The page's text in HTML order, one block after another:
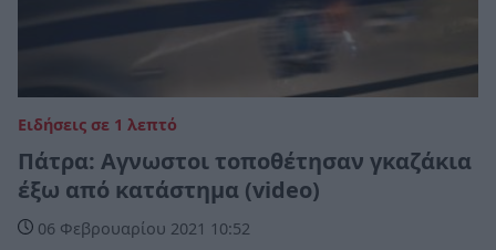
Ειδήσεις σε 1 λεπτό
Πάτρα: Αγνωστοι τοποθέτησαν γκαζάκια
έξω από κατάστημα (video)
06 Φεβρουαρίου 2021 10:52